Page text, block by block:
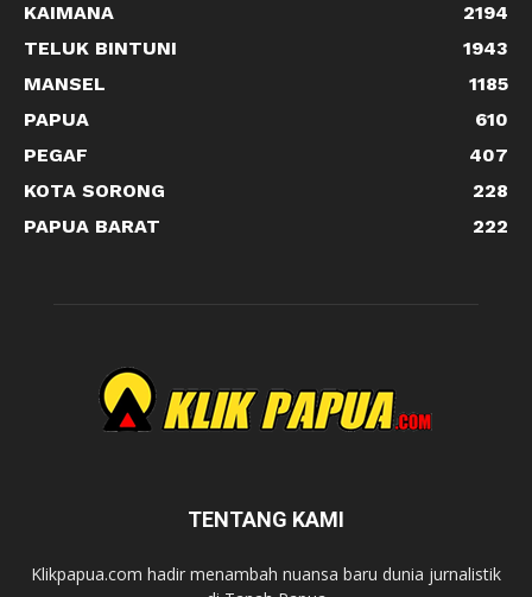
KAIMANA
2194
TELUK BINTUNI
1943
MANSEL
1185
PAPUA
610
PEGAF
407
KOTA SORONG
228
PAPUA BARAT
222
TENTANG KAMI
Klikpapua.com hadir menambah nuansa baru dunia jurnalistik